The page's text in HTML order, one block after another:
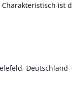
Deutschland -